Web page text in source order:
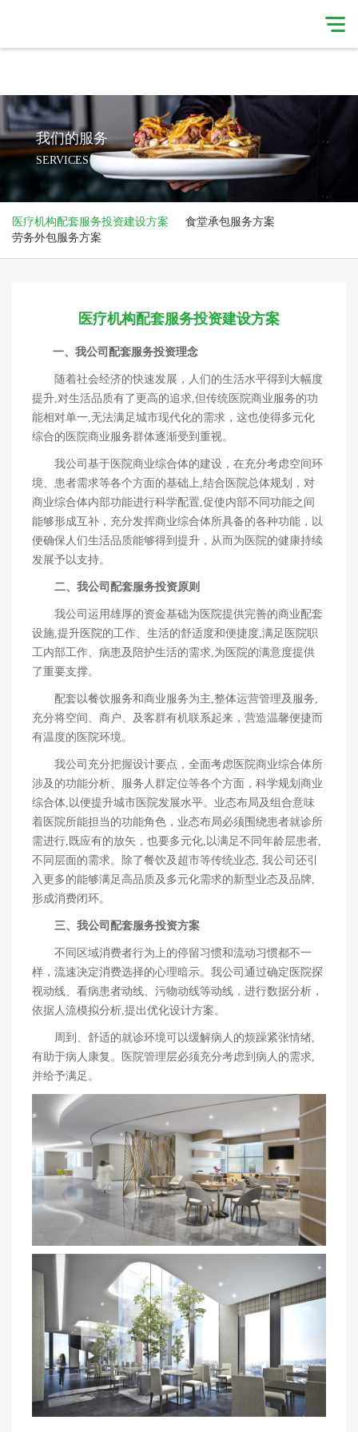
星空体育·（中国）官方网站
官方网站-
XINGKONG
SPORTS
集团简介
我们的服务 我们的优势
新闻简讯 合作伙伴
我们的服务
SERVICES
医疗机构配套服务投资建设方案
食堂承包服务方案
劳务外包服务方案
医疗机构配套服务投资建设方案
一、我公司配套服务投资理念
随着社会经济的快速发展，人们的生活水平得到大幅度
提升,对生活品质有了更高的追求,但传统医院商业服务的功
能相对单一,无法满足城市现代化的需求，这也使得多元化
综合的医院商业服务群体逐渐受到重视。
我公司基于医院商业综合体的建设，在充分考虑空间环
境、患者需求等各个方面的基础上,结合医院总体规划，对
商业综合体内部功能进行科学配置,促使内部不同功能之间
能够形成互补，充分发挥商业综合体所具备的各种功能，以
便确保人们生活品质能够得到提升，从而为医院的健康持续
发展予以支持。
二、我公司配套服务投资原则
我公司运用雄厚的资金基础为医院提供完善的商业配套
设施,提升医院的工作、生活的舒适度和便捷度,满足医院职
工内部工作、病患及陪护生活的需求,为医院的满意度提供
了重要支撑。
配套以餐饮服务和商业服务为主,整体运营管理及服务,
充分将空间、商户、及客群有机联系起来，营造温馨便捷而
有温度的医院环境。
我公司充分把握设计要点，全面考虑医院商业综合体所
涉及的功能分析、服务人群定位等各个方面，科学规划商业
综合体,以便提升城市医院发展水平。业态布局及组合意味
着医院所能担当的功能角色，业态布局必须围绕患者就诊所
需进行,既应有的放矢，也要多元化,以满足不同年龄层患者,
不同层面的需求。除了餐饮及超市等传统业态, 我公司还引
入更多的能够满足高品质及多元化需求的新型业态及品牌,
形成消费闭环。
三、我公司配套服务投资方案
不同区域消费者行为上的停留习惯和流动习惯都不一
样，流速决定消费选择的心理暗示。我公司通过确定医院探
视动线、看病患者动线、污物动线等动线，进行数据分析，
依据人流模拟分析,提出优化设计方案。
周到、舒适的就诊环境可以缓解病人的烦躁紧张情绪,
有助于病人康复。医院管理层必须充分考虑到病人的需求,
并给予满足。